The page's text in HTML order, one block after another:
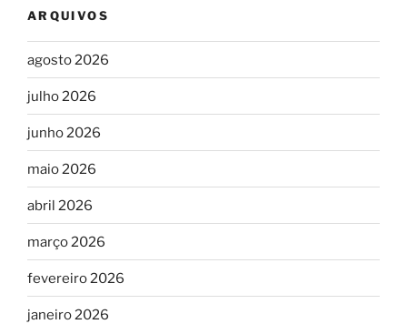
ARQUIVOS
agosto 2026
julho 2026
junho 2026
maio 2026
abril 2026
março 2026
fevereiro 2026
janeiro 2026